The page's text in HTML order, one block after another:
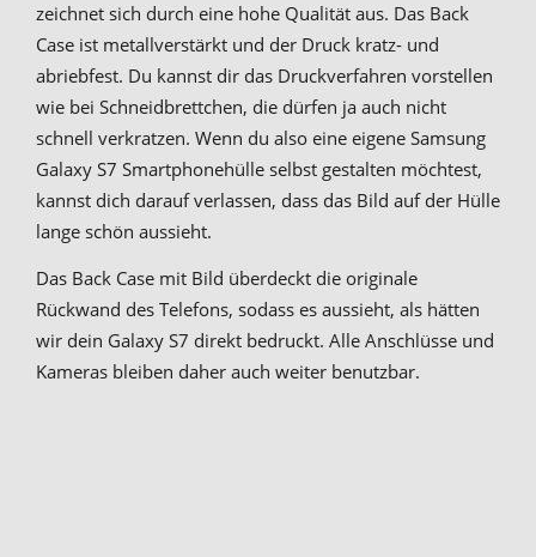
zeichnet sich durch eine hohe Qualität aus. Das Back
Case ist metallverstärkt und der Druck kratz- und
abriebfest. Du kannst dir das Druckverfahren vorstellen
wie bei Schneidbrettchen, die dürfen ja auch nicht
schnell verkratzen. Wenn du also eine eigene Samsung
Galaxy S7 Smartphonehülle selbst gestalten möchtest,
kannst dich darauf verlassen, dass das Bild auf der Hülle
lange schön aussieht.
Das Back Case mit Bild überdeckt die originale
Rückwand des Telefons, sodass es aussieht, als hätten
wir dein Galaxy S7 direkt bedruckt. Alle Anschlüsse und
Kameras bleiben daher auch weiter benutzbar.